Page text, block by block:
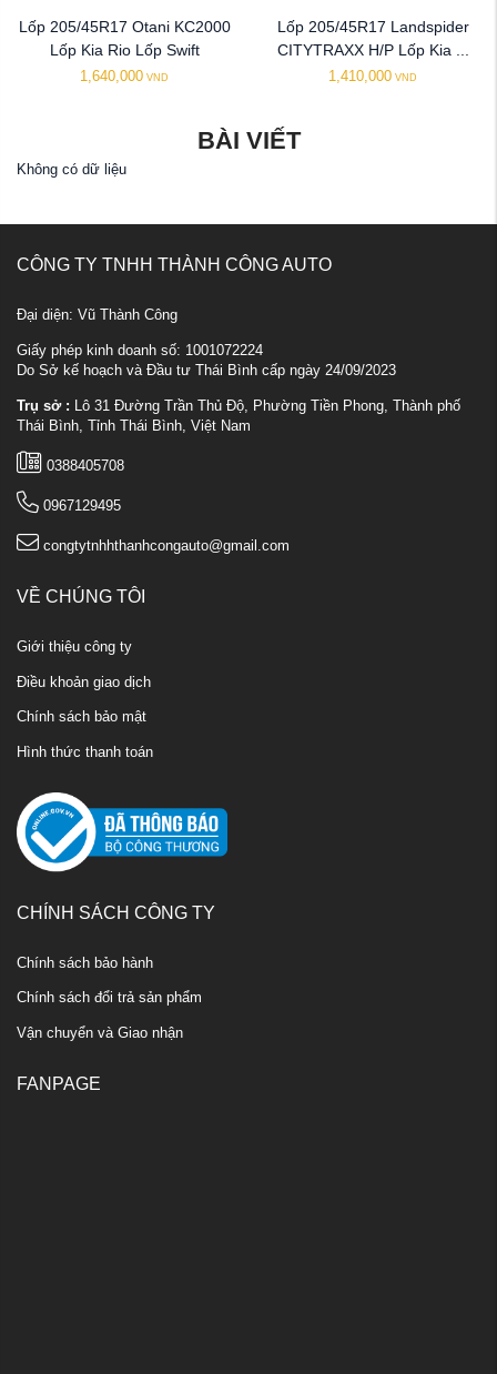
Lốp 205/45R17 Otani KC2000
Lốp Kia Rio Lốp Swift
1,640,000 VND
Lốp 205/45R17 Landspider
CITYTRAXX H/P Lốp Kia ...
1,410,000 VND
BÀI VIẾT
Không có dữ liệu
CÔNG TY TNHH THÀNH CÔNG AUTO
Đại diện: Vũ Thành Công
Giấy phép kinh doanh số: 1001072224
Do Sở kế hoạch và Đầu tư Thái Bình cấp ngày 24/09/2023
Trụ sở : Lô 31 Đường Trần Thủ Độ, Phường Tiền Phong, Thành phố
Thái Bình, Tỉnh Thái Bình, Việt Nam
0388405708
0967129495
congtytnhhthanhcongauto@gmail.com
VỀ CHÚNG TÔI
Giới thiệu công ty
Điều khoản giao dịch
Chính sách bảo mật
Hình thức thanh toán
CHÍNH SÁCH CÔNG TY
Chính sách bảo hành
Chính sách đổi trả sản phẩm
Vận chuyển và Giao nhận
FANPAGE